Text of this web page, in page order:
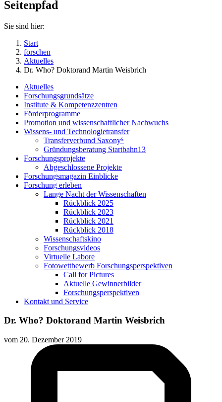
Seitenpfad
Sie sind hier:
Start
forschen
Aktuelles
Dr. Who? Doktorand Martin Weisbrich
Aktuelles
Forschungsgrundsätze
Institute & Kompetenzzentren
Förderprogramme
Promotion und wissenschaftlicher Nachwuchs
Wissens- und Technologietransfer
Transferverbund Saxony⁵
Gründungsberatung Startbahn13
Forschungsprojekte
Abgeschlossene Projekte
Forschungsmagazin Einblicke
Forschung erleben
Lange Nacht der Wissenschaften
Rückblick 2025
Rückblick 2023
Rückblick 2021
Rückblick 2018
Wissenschaftskino
Forschungsvideos
Virtuelle Labore
Fotowettbewerb Forschungsperspektiven
Call for Pictures
Aktuelle Gewinnerbilder
Forschungsperspektiven
Kontakt und Service
Dr. Who? Doktorand Martin Weisbrich
vom 20. Dezember 2019